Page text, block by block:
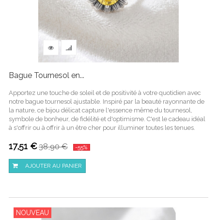
Bague Tournesol en...
Apportez une touche de soleil et de positivité à votre quotidien avec
notre bague tournesol ajustable. Inspiré par la beauté rayonnante de
la nature, ce bijou délicat capture l'essence même du tournesol,
symbole de bonheur, de fidélité et d'optimisme. C'est le cadeau idéal
à s'offrir ou à offrir à un être cher pour illuminer toutes les tenues.
17,51 €38,90 € -55%
AJOUTER AU PANIER
NOUVEAU